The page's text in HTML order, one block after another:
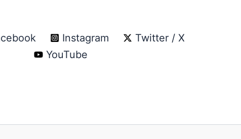
Instagram
Twitter / X
YouTube